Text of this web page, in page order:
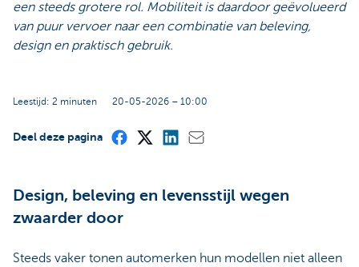
een steeds grotere rol. Mobiliteit is daardoor geëvolueerd
van puur vervoer naar een combinatie van beleving,
design en praktisch gebruik.
Leestijd: 2 minuten 20-05-2026 – 10:00
Deel deze pagina
Design, beleving en levensstijl wegen
zwaarder door
Steeds vaker tonen automerken hun modellen niet alleen